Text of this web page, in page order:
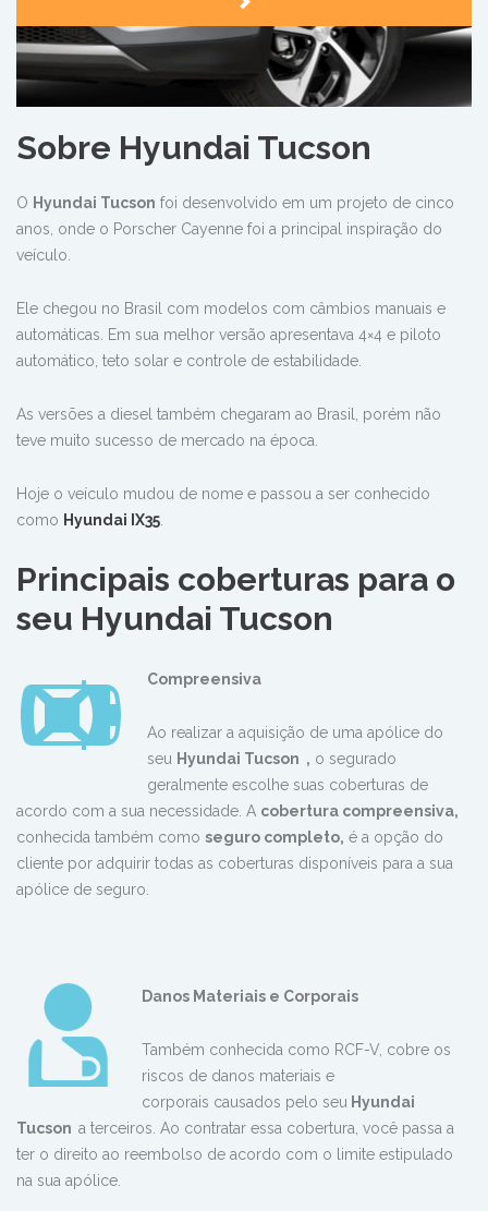
Sobre Hyundai Tucson
O Hyundai Tucson foi desenvolvido em um projeto de cinco
anos, onde o Porscher Cayenne foi a principal inspiração do
veículo.
Ele chegou no Brasil com modelos com câmbios manuais e
automáticas. Em sua melhor versão apresentava 4×4 e piloto
automático, teto solar e controle de estabilidade.
As versões a diesel também chegaram ao Brasil, porém não
teve muito sucesso de mercado na época.
Hoje o veículo mudou de nome e passou a ser conhecido
como Hyundai IX35
Principais coberturas para o
seu Hyundai Tucson
Compreensiva
Ao realizar a aquisição de uma apólice do
seu Hyundai Tucson , o segurado
geralmente escolhe suas coberturas de
acordo com a sua necessidade. A cobertura compreensiva,
conhecida também como seguro completo, é a opção do
cliente por adquirir todas as coberturas disponíveis para a sua
apólice de seguro.
Danos Materiais e Corporais
Também conhecida como RCF-V, cobre os
riscos de danos materiais e
corporais causados pelo seu Hyundai
Tucson a terceiros. Ao contratar essa cobertura, você passa a
ter o direito ao reembolso de acordo com o limite estipulado
na sua apólice.